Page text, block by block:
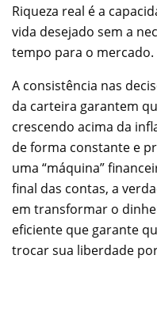
Riqueza real é a
vida desejado sem a
tempo para o mercado.
A consistência nas
da carteira garantem
crescendo acima da
de forma constante e
uma “máquina”
final das contas, a
em transformar o
eficiente que garante
trocar sua liberdade